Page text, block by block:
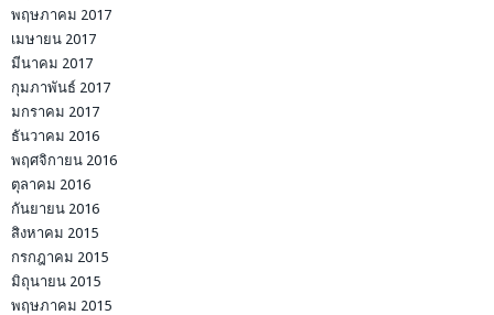
พฤษภาคม 2017
เมษายน 2017
มีนาคม 2017
กุมภาพันธ์ 2017
มกราคม 2017
ธันวาคม 2016
พฤศจิกายน 2016
ตุลาคม 2016
กันยายน 2016
สิงหาคม 2015
กรกฎาคม 2015
มิถุนายน 2015
พฤษภาคม 2015